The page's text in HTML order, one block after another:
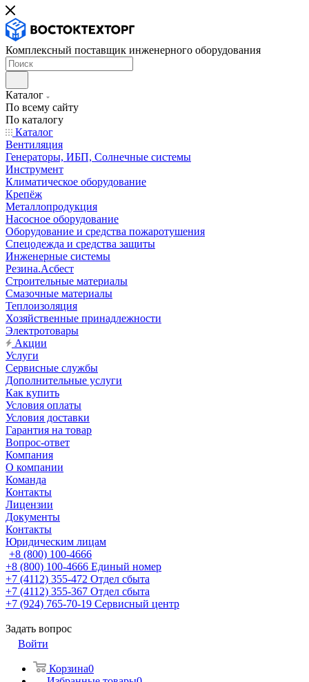
Комплексный поставщик инженерного оборудования
Каталог
По всему сайту
По каталогу
Каталог
Вентиляция
Генераторы, ИБП, Солнечные системы
Инструмент
Климатическое оборудование
Крепёж
Металлопродукция
Насосное оборудование
Оборудование и средства пожаротушения
Спецодежда и средства защиты
Инженерные системы
Резина.Асбест
Строительные материалы
Смазочные материалы
Теплоизоляция
Хозяйственные принадлежности
Электротовары
Акции
Услуги
Сервисные службы
Дополнительные услуги
Как купить
Условия оплаты
Условия доставки
Гарантия на товар
Вопрос-ответ
Компания
О компании
Команда
Контакты
Лицензии
Документы
Контакты
Юридическим лицам
+8 (800) 100-4666
+8 (800) 100-4666 Единый номер
+7 (4112) 355-472 Отдел сбыта
+7 (4112) 355-367 Отдел сбыта
+7 (924) 765-70-19 Сервисный центр
Задать вопрос
Войти
Корзина0